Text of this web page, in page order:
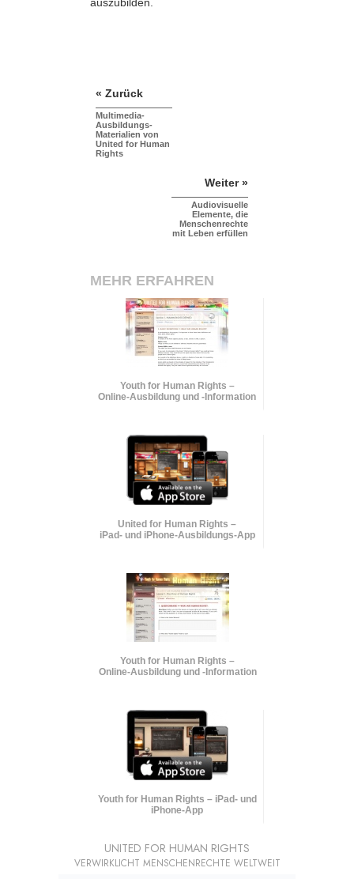
« Zurück
Multimedia-
Ausbildungs-
Materialien von
United for Human
Rights
Weiter »
Audiovisuelle
Elemente, die
Menschenrechte
mit Leben erfüllen
MEHR ERFAHREN
Youth for Human Rights –
Online-Ausbildung und-Information
United for Human Rights –
iPad- und iPhone-Ausbildungs-App
Youth for Human Rights –
Online-Ausbildung und -Information
Youth for Human Rights – iPad- und
iPhone-App
UNITED FOR HUMAN RIGHTS
VERWIRKLICHT MENSCHENRECHTE WELTWEIT